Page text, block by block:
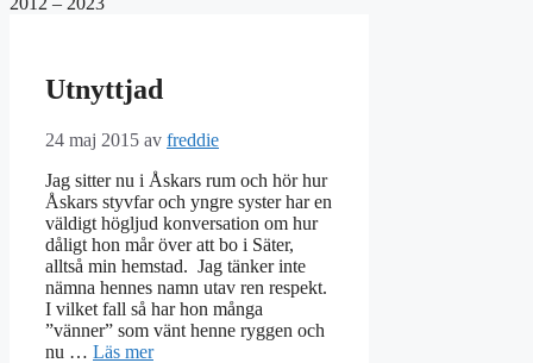
Utnyttjad
24 maj 2015 av freddie
Jag sitter nu i Åskars rum och hör hur
Åskars styvfar och yngre syster har en
väldigt högljud konversation om hur
dåligt hon mår över att bo i Säter,
alltså min hemstad. Jag tänker inte
nämna hennes namn utav ren respekt.
I vilket fall så har hon många
”vänner” som vänt henne ryggen och
nu … Läs mer